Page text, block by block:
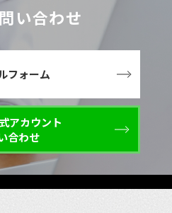
い合わせ
フォーム
アカウント
合わせ